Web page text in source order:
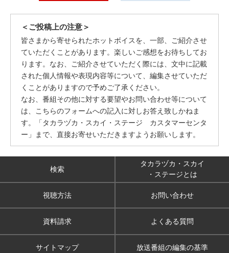
＜ご投稿上の注意＞
皆さまから寄せられたホットボイスを、一部、ご紹介させ
ていただくことがあります。楽しいご感想をお待ちしてお
ります。なお、ご紹介させていただく際には、文中に記載
された個人情報や表現内容等について、編集させていただ
くことがありますので予めご了承ください。
なお、番組その他に対する要望やお問い合わせ等について
は、こちらのフォームへの記入に対しお答え致しかねま
す。「タカラヅカ・スカイ・ステージ カスタマーセンタ
ー」まで、直接お寄せいただきますようお願いします。
検索
タカラヅカ・スカイ
・ステージとは
視聴方法 お問い合わせ
資料請求 よくある質問
サイトマップ 放送番組の編集の基準